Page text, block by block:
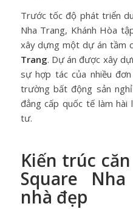
Trước tốc độ phát triển
Nha Trang, Khánh Hòa
xây dựng một dự án tầm
Trang. Dự án được xây
sự hợp tác của nhiều
trường bất động sản
đẳng cấp quốc tế làm hài
tư.
Kiến trúc
Square
nhà đẹp